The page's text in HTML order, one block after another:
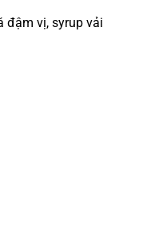
đậm vị, syrup vải